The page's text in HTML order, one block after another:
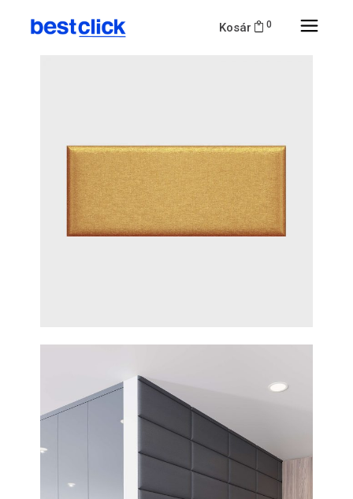
Kosár 0